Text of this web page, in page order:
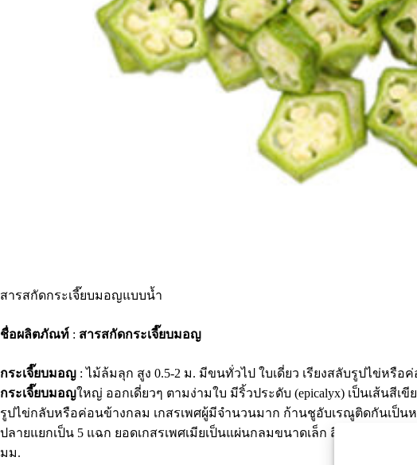
สารสกัดกระเจี๊ยบมอญแบบน้ำ
ชื่อผลิตภัณท์ : สารสกัดกระเจี๊ยบมอญ
กระเจี๊ยบมอญ : ไม้ล้มลุก สูง 0.5-2 ม. มีขนทั่วไป ใบเดี่ยว เรียงสลับรูปไข่หรื
กระเจี๊ยบมอญใหญ่ ออกเดี่ยวๆ ตามง่ามใบ มีริ้วประดับ (epicalyx) เป็นเส้นสีเ
รูปไข่กลับหรือค่อนข้างกลม เกสรเพศผู้มีจำนวนมาก ก้านชูอับเรณูติดกันเป็นห
ปลายแยกเป็น 5 แฉก ยอดเกสรเพศเมียเป็นแผ่นกลมขนาดเล็ก สีม่วงแดง ยื่
มม.